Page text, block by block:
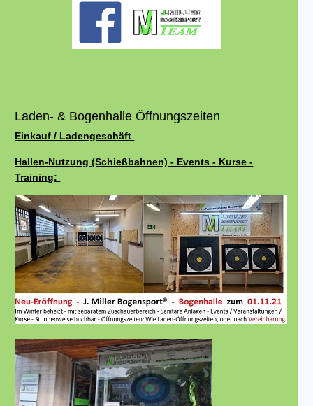
Laden- & Bogenhalle Öffnungszeiten
Einkauf / Ladengeschäft
Hallen-Nutzung (Schießbahnen) - Events - Kurse -
Training: